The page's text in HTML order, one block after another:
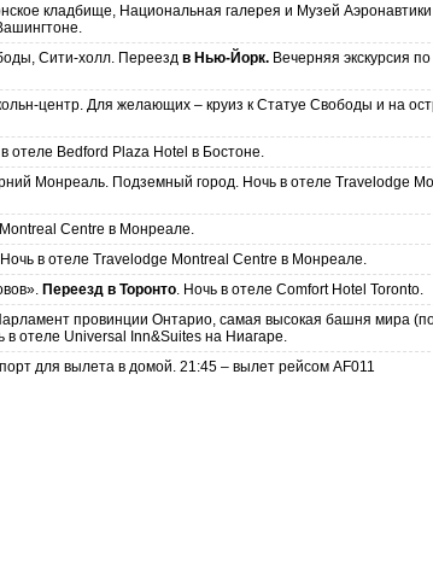
кладбище, Национальная галерея и Музей Аэронавтики
Сити-холл. Переезд в Нью-Йорк. Вечерняя экскурсия по
центр. Для желающих – круиз к Статуе Свободы и на
отеле Bedford Plaza Hotel в Бостоне.
Монреаль. Подземный город. Ночь в отеле Travelodge
Centre в Монреале.
в отеле Travelodge Montreal Centre в Монреале.
Переезд в Торонто. Ночь в отеле Comfort Hotel Toronto.
провинции Онтарио, самая высокая башня мира
в отеле Universal Inn&Suites на Ниагаре.
для вылета в домой. 21:45 – вылет рейсом AF011